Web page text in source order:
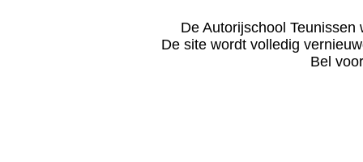
De Autorijschool
De site wordt volledig
Bel